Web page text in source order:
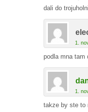
dali do
1.
podla mna tam
1.
takze by ste to